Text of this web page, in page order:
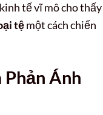
tế vĩ mô cho thấy
tệmột cách chiến
Phản Ánh